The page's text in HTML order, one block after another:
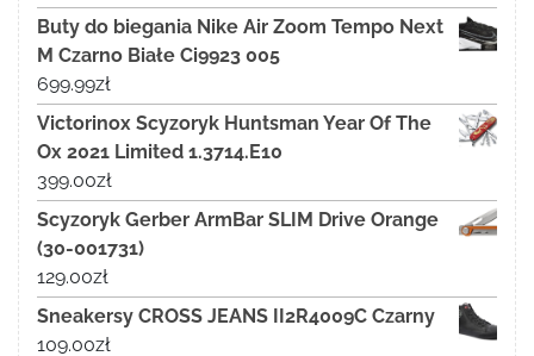
Buty do biegania Nike Air Zoom Tempo Next
M Czarno Białe Ci9923 005
699.99zł
Victorinox Scyzoryk Huntsman Year Of The
Ox 2021 Limited 1.3714.E10
399.00zł
Scyzoryk Gerber ArmBar SLIM Drive Orange
(30-001731)
129.00zł
Sneakersy CROSS JEANS II2R4009C Czarny
109.00zł